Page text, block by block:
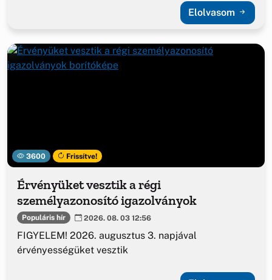
Elolvasom
3600 Frissítve!
Érvényüket vesztik a régi
személyazonosító igazolványok
Populáris hír 2026. 08. 03 12:56
FIGYELEM! 2026. augusztus 3. napjával
érvényességüket vesztik